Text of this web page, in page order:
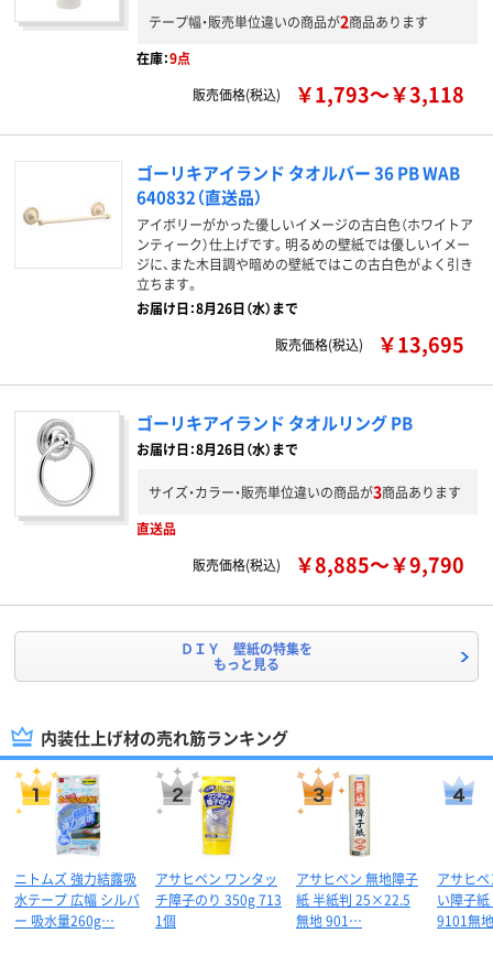
テープ幅・販売単位違いの商品が2商品あります
在庫：9点
販売価格(税込)
￥1,793～￥3,118
ゴーリキアイランド タオルバー 36 PB WAB
640832（直送品）
アイボリーがかった優しいイメージの古白色（ホワイトア
ンティーク）仕上げです。明るめの壁紙では優しいイメー
ジに、また木目調や暗めの壁紙ではこの古白色がよく引き
立ちます。
お届け日：8月26日（水）まで
販売価格(税込)
￥13,695
ゴーリキアイランド タオルリング PB
お届け日：8月26日（水）まで
サイズ・カラー・販売単位違いの商品が3商品あります
直送品
販売価格(税込)
￥8,885～￥9,790
ＤＩＹ 壁紙の特集を
もっと見る
内装仕上げ材の売れ筋ランキング
ニトムズ 強力結露吸
水テープ 広幅 シルバ
ー 吸水量260g…
アサヒペン ワンタッ
チ障子のり 350g 713
1個
アサヒペン 無地障子
紙 半紙判 25×22.5
無地 901…
アサヒ
い障子
9101無